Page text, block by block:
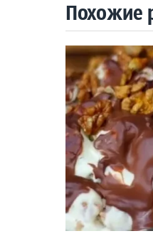
Похожие